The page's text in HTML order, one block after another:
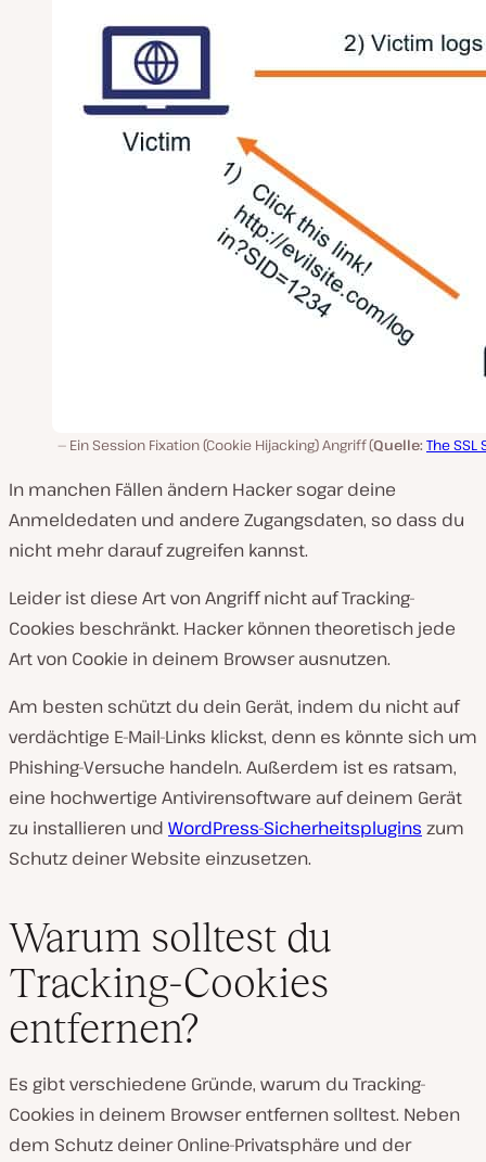
Ein Session Fixation (Cookie Hijacking) Angriff (Quelle: The SSL
In manchen Fällen ändern Hacker sogar deine
Anmeldedaten und andere Zugangsdaten, so dass du
nicht mehr darauf zugreifen kannst.
Leider ist diese Art von Angriff nicht auf Tracking-
Cookies beschränkt. Hacker können theoretisch jede
Art von Cookie in deinem Browser ausnutzen.
Am besten schützt du dein Gerät, indem du nicht auf
verdächtige E-Mail-Links klickst, denn es könnte sich um
Phishing-Versuche handeln. Außerdem ist es ratsam,
eine hochwertige Antivirensoftware auf deinem Gerät
zu installieren und WordPress-Sicherheitsplugins zum
Schutz deiner Website einzusetzen.
Warum solltest du
Tracking-Cookies
entfernen?
Es gibt verschiedene Gründe, warum du Tracking-
Cookies in deinem Browser entfernen solltest. Neben
dem Schutz deiner Online-Privatsphäre und der